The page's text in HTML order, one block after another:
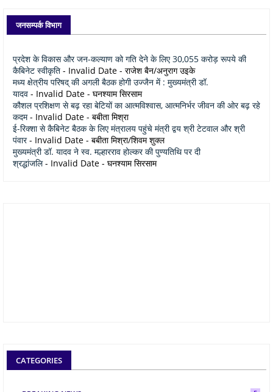
जनसम्पर्क विभाग
प्रदेश के विकास और जन-कल्याण को गति देने के लिए 30,055 करोड़ रूपये की
कैबिनेट स्वीकृति - Invalid Date - राजेश बैन/अनुराग उइके
मध्य क्षेत्रीय परिषद् की अगली बैठक होगी उज्जैन में : मुख्यमंत्री डॉ.
यादव - Invalid Date - घनश्याम सिरसाम
कौशल प्रशिक्षण से बढ़ रहा बेटियों का आत्मविश्वास, आत्मनिर्भर जीवन की ओर बढ़ रहे
कदम- Invalid Date - बबीता मिश्रा
ई-रिक्शा से कैबिनेट बैठक के लिए मंत्रालय पहुंचे मंत्री द्वय श्री टेटवाल और श्री
पंवार- Invalid Date - बबीता मिश्रा/शिवम शुक्ल
मुख्यमंत्री डॉ. यादव ने स्व. मल्हारराव होल्कर की पुण्यतिथि पर दी
श्रद्धांजलि- Invalid Date - घनश्याम सिरसाम
CATEGORIES